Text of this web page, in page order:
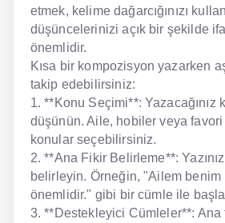
etmek, kelime dağarcığınızı
düşüncelerinizi açık bir şekilde
önemlidir.
Kısa bir kompozisyon yazarken
takip edebilirsiniz:
1. **Konu Seçimi**: Yazacağınız
düşünün. Aile, hobiler veya
konular seçebilirsiniz.
2. **Ana Fikir Belirleme**:
belirleyin. Örneğin, "Ailem benim
önemlidir." gibi bir cümle ile
3. **Destekleyici Cümleler**: Ana